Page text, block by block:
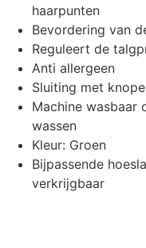
haarpunten
Bevordering van
Reguleert de
Anti allergeen
Sluiting met
Machine wasbaar
wassen
Kleur: Groen
Bijpassende
verkrijgbaar